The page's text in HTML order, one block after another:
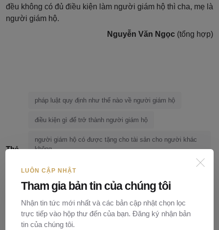
đều không có đủ điều kiện làm người giám hộ thì cha, mẹ là
người giám hộ.
Nguyễn Văn Ngọc (tổng hợp)
Thẻ
pháp luật quy định như thế nào về người giám hộ
điều kiện gì để trở thành người giám hộ
người giám hộ có được tặng cho tài sản cho người khác
không
nếu người giám hộ chết thì quan hệ giám hộ có chấm dứt
LUÔN CẬP NHẬT
Tham gia bản tin của chúng tôi
Nhận tin tức mới nhất và các bản cập nhật chọn lọc
trực tiếp vào hộp thư đến của bạn. Đăng ký nhận bản
tin của chúng tôi.